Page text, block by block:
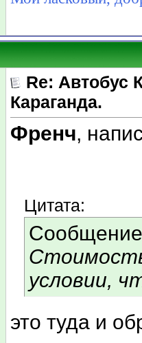
Re: Автобус
Караганда.
Френч,
Цитата:
условии,
это туда и